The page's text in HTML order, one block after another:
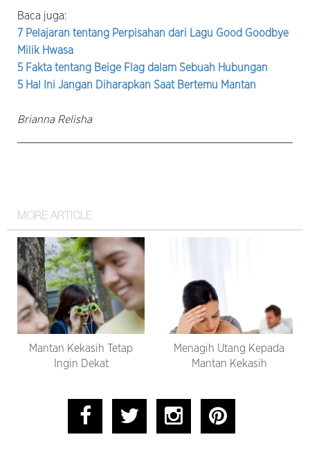
Baca juga:
7 Pelajaran tentang Perpisahan dari Lagu Good Goodbye
Milik Hwasa
5 Fakta tentang Beige Flag dalam Sebuah Hubungan
5 Hal Ini Jangan Diharapkan Saat Bertemu Mantan
Brianna Relisha
MORE ARTICLE
Mantan Kekasih Tetap
Ingin Dekat
Menagih Utang Kepada
Mantan Kekasih